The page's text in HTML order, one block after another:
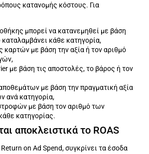
κατανομής κόστους. Για
μπορεί να κατανεμηθεί με βάση
κάθε κατηγορία,
καρτών με βάση την αξία ή τον αριθμό
με βάση τις αποστολές, το βάρος ή τον
με βάση την πραγματική αξία
ανά κατηγορία,
με βάση τον αριθμό των
κατηγορίας.
αποκλειστικά το ROAS
on Ad Spend, συγκρίνει τα έσοδα